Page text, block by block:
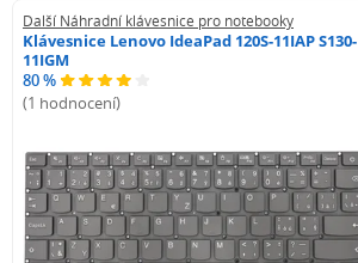
Další Náhradní klávesnice pro notebooky
Klávesnice Lenovo IdeaPad 120S-11IAP S130-
11IGM
80 %
(1 hodnocení)